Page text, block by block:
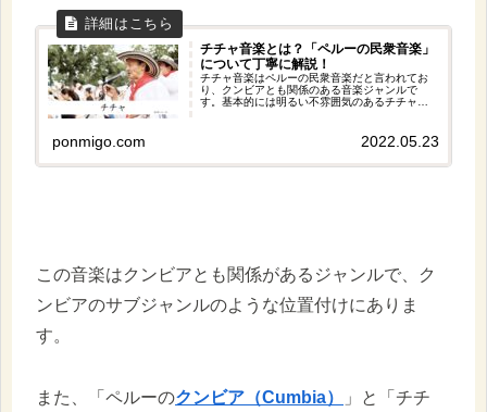
チチャ音楽とは？「ペルーの民衆音楽」
について丁寧に解説！
チチャ音楽はペルーの民衆音楽だと言われてお
り、クンビアとも関係のある音楽ジャンルで
す。基本的には明るい不雰囲気のあるチチャ音
チチャの歌詞では彼らの苦情や日常を歌ってい
ponmigo.com 2022.05.23
この音楽はクンビアとも関係があるジャンルで、ク
ンビアのサブジャンルのような位置付けにありま
す。
また、「ペルーのクンビア（Cumbia）
」と「チチ